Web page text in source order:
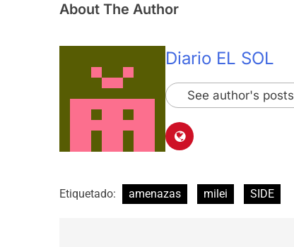
About The Author
Diario EL SOL
See author's posts
Etiquetado: amenazas milei SIDE